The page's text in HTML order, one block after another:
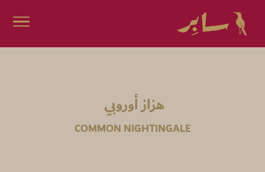
هزاز أوروبي
COMMON NIGHTINGALE